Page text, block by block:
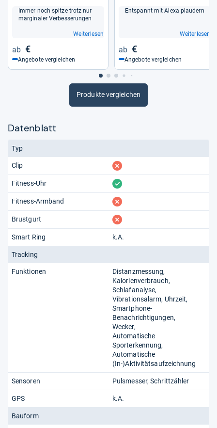
Immer noch spitze trotz nur
mar­gi­na­ler Ver­bes­se­run­gen
Weiterlesen
€
Angebote vergleichen
Ent­spannt mit Alexa plau­dern
Weiterlesen
€
Angebote vergleichen
Produkte vergleichen
Datenblatt
Typ
Clip fehlt
Fitness-Uhr vorhanden
Fitness-Armband fehlt
Brustgurt fehlt
Smart Ring k.A.
Tracking
Funktionen
Distanzmessung
Kalorienverbrauch
Schlafanalyse
Vibrationsalarm Uhrzeit
Smartphone-
Benachrichtigungen
Wecker
Automatische
Sporterkennung
Automatische
(In-)Aktivitätsaufzeichnung
Sensoren Pulsmesser Schrittzähler
GPS k.A.
Bauform